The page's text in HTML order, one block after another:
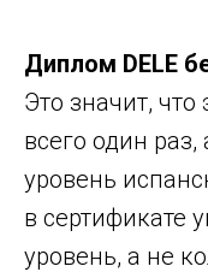
Диплом DELE
Это значит, что
всего один
уровень
в сертификате
уровень, а не